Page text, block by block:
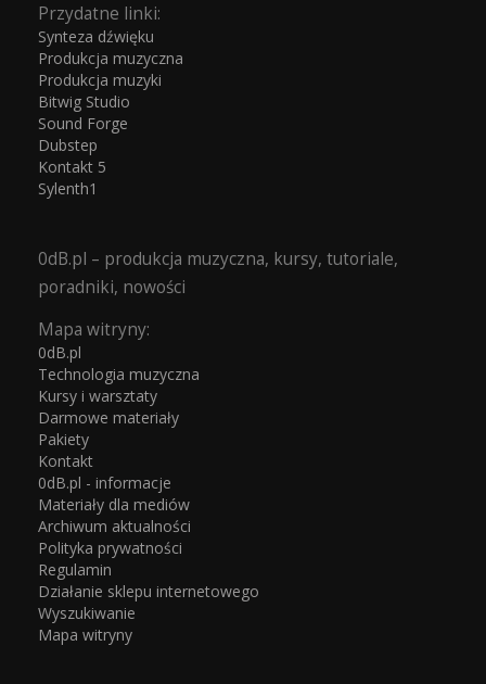
Przydatne linki:
Synteza dźwięku
Produkcja muzyczna
Produkcja muzyki
Bitwig Studio
Sound Forge
Dubstep
Kontakt 5
Sylenth1
0dB.pl – produkcja muzyczna, kursy, tutoriale,
poradniki, nowości
Mapa witryny:
0dB.pl
Technologia muzyczna
Kursy i warsztaty
Darmowe materiały
Pakiety
Kontakt
0dB.pl - informacje
Materiały dla mediów
Archiwum aktualności
Polityka prywatności
Regulamin
Działanie sklepu internetowego
Wyszukiwanie
Mapa witryny